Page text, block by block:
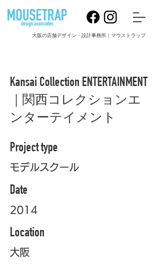
大阪の店舗デザイン・設計事務所｜マウストラップ
Kansai Collection ENTERTAINMENT
｜関西コレクションエ
ンターテイメント
Project type
モデルスクール
Date
2014
Location
大阪